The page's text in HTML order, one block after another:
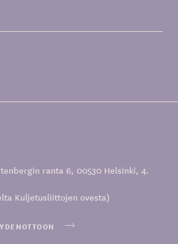
ranta 6, 00530 Helsinki, 4.
Kuljetusliittojen ovesta)